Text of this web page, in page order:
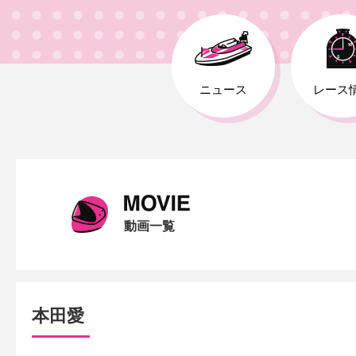
ニュース レース
動画一覧
本田愛